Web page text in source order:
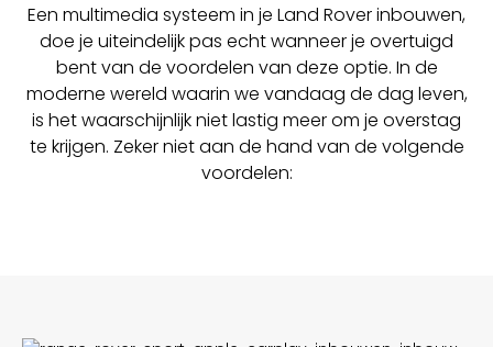
Een multimedia systeem in je Land Rover inbouwen,
doe je uiteindelijk pas echt wanneer je overtuigd
bent van de voordelen van deze optie. In de
moderne wereld waarin we vandaag de dag leven,
is het waarschijnlijk niet lastig meer om je overstag
te krijgen. Zeker niet aan de hand van de volgende
voordelen: